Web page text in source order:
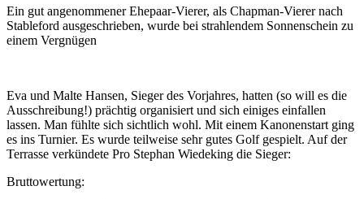
Ein gut angenommener Ehepaar-Vierer, als Chapman-Vierer nach
Stableford ausgeschrieben, wurde bei strahlendem Sonnenschein zu
einem Vergnügen
Eva und Malte Hansen, Sieger des Vorjahres, hatten (so will es die
Ausschreibung!) prächtig organisiert und sich einiges einfallen
lassen. Man fühlte sich sichtlich wohl. Mit einem Kanonenstart ging
es ins Turnier. Es wurde teilweise sehr gutes Golf gespielt. Auf der
Terrasse verkündete Pro Stephan Wiedeking die Sieger:
Bruttowertung: